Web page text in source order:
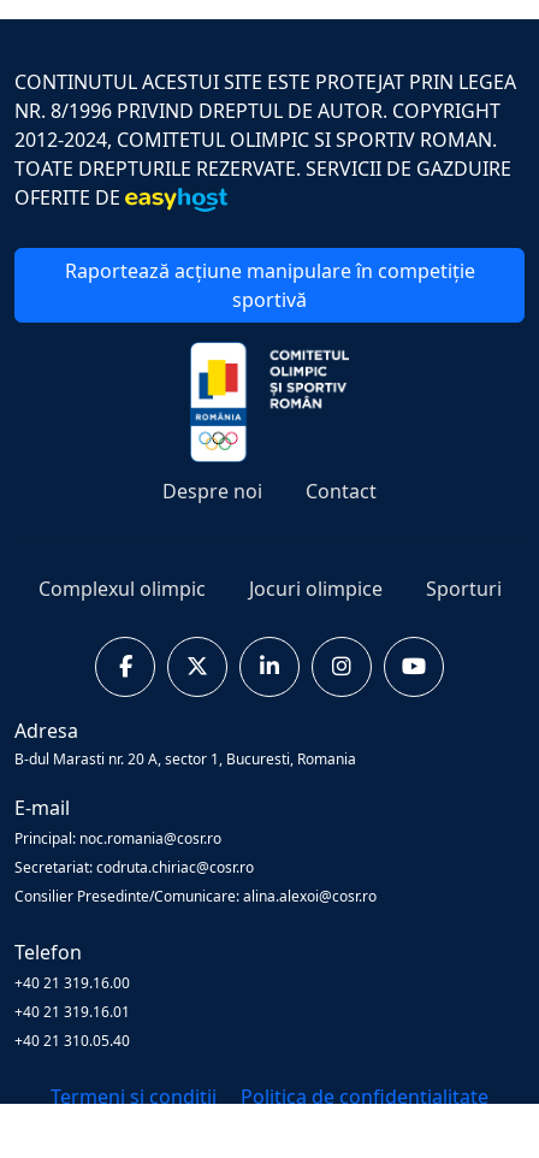
CONTINUTUL ACESTUI SITE ESTE PROTEJAT PRIN LEGEA
NR. 8/1996 PRIVIND DREPTUL DE AUTOR. COPYRIGHT
2012-2024, COMITETUL OLIMPIC SI SPORTIV ROMAN.
TOATE DREPTURILE REZERVATE. SERVICII DE GAZDUIRE
OFERITE DE
Raportează acțiune manipulare în competiție
sportivă
Despre noi Contact
Complexul olimpic Jocuri olimpice Sporturi
Adresa
B-dul Marasti nr. 20 A, sector 1, Bucuresti, Romania
E-mail
Principal: noc.romania@cosr.ro
Secretariat: codruta.chiriac@cosr.ro
Consilier Presedinte/Comunicare: alina.alexoi@cosr.ro
Telefon
+40 21 319.16.00
+40 21 319.16.01
+40 21 310.05.40
Termeni și condiții
Politica de confidențialitate